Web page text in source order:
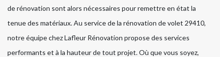
de rénovation sont alors nécessaires pour remettre en état la
tenue des matériaux. Au service de la rénovation de volet 29410,
notre équipe chez Lafleur Rénovation propose des services
performants et à la hauteur de tout projet. Où que vous soyez,